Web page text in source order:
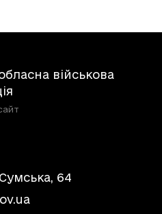
військова
64